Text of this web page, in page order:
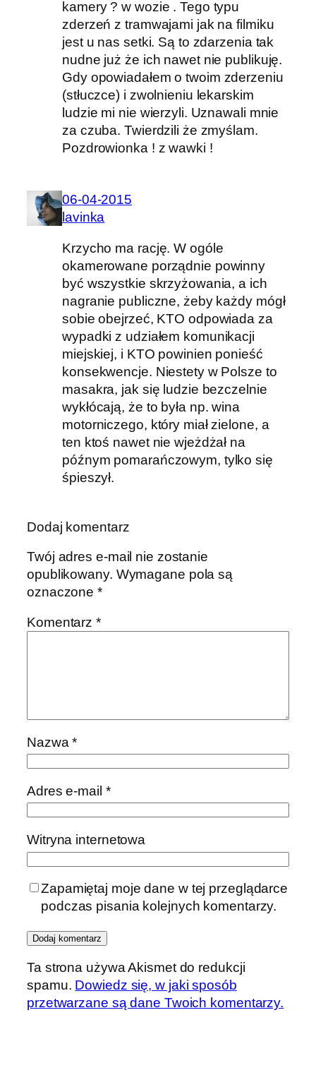
kamery ? w wozie . Tego typu
zderzeń z tramwajami jak na filmiku
jest u nas setki. Są to zdarzenia tak
nudne już że ich nawet nie publikuję.
Gdy opowiadałem o twoim zderzeniu
(stłuczce) i zwolnieniu lekarskim
ludzie mi nie wierzyli. Uznawali mnie
za czuba. Twierdzili że zmyślam.
Pozdrowionka ! z wawki !
06-04-2015
lavinka
Krzycho ma rację. W ogóle
okamerowane porządnie powinny
być wszystkie skrzyżowania, a ich
nagranie publiczne, żeby każdy mógł
sobie obejrzeć, KTO odpowiada za
wypadki z udziałem komunikacji
miejskiej, i KTO powinien ponieść
konsekwencje. Niestety w Polsze to
masakra, jak się ludzie bezczelnie
wykłócają, że to była np. wina
motorniczego, który miał zielone, a
ten ktoś nawet nie wjeżdżał na
późnym pomarańczowym, tylko się
śpieszył.
Dodaj komentarz
Twój adres e-mail nie zostanie
opublikowany. Wymagane pola są
oznaczone*
Komentarz*
Nazwa*
Adres e-mail *
Witryna internetowa
Zapamiętaj moje dane w tej przeglądarce
podczas pisania kolejnych komentarzy.
Ta strona używa Akismet do redukcji
spamu. Dowiedz się, w jaki sposób
przetwarzane są dane Twoich komentarzy.